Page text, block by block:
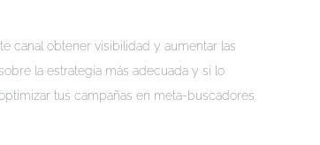
canal obtener visibilidad y aumentar las
la estrategia más adecuada y si lo
tus campañas en meta-buscadores.